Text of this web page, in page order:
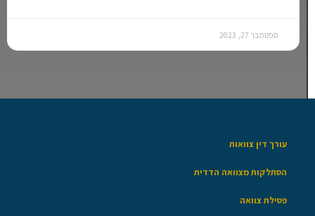
ספטמבר 27, 2023
עורך דין צוואות
הסתלקות מצוואה הדדית
פסילת צוואה